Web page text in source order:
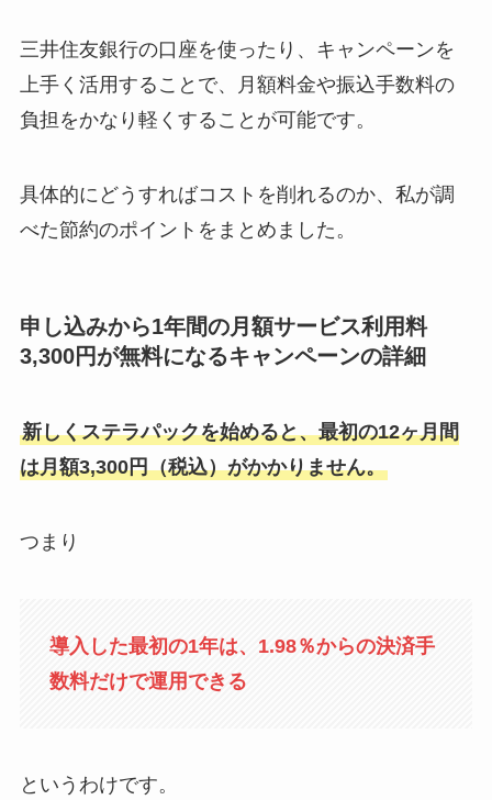
三井住友銀行の口座を使ったり、キャンペーンを
上手く活用することで、月額料金や振込手数料の
負担をかなり軽くすることが可能です。
具体的にどうすればコストを削れるのか、私が調
べた節約のポイントをまとめました。
申し込みから1年間の月額サービス利用料
3,300円が無料になるキャンペーンの詳細
新しくステラパックを始めると、最初の12ヶ月間
は月額3,300円（税込）がかかりません。
つまり
導入した最初の1年は、1.98％からの決済手
数料だけで運用できる
というわけです。